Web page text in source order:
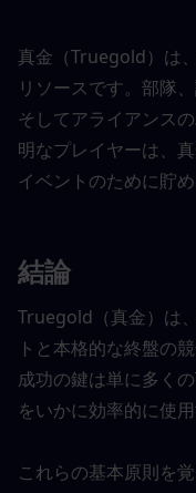
真金（Truegold）は
リソースです。部隊
そしてアライアンス
明なプレイヤーは、
イベントのために貯め
結論
Truegold（真金）は
トと本格的な終盤の
成功の鍵は単に多く
をいかに効率的に使
これらの基本原則を